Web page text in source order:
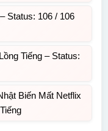
Status: 106 / 106
Tiếng – Status:
Biến Mất Netflix